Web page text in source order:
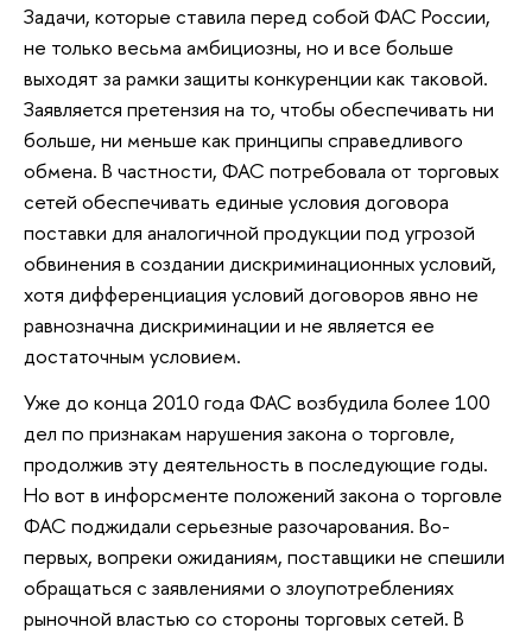
Задачи, которые ставила перед собой ФАС России,
не только весьма амбициозны, но и все больше
выходят за рамки защиты конкуренции как таковой.
Заявляется претензия на то, чтобы обеспечивать ни
больше, ни меньше как принципы справедливого
обмена. В частности, ФАС потребовала от торговых
сетей обеспечивать единые условия договора
поставки для аналогичной продукции под угрозой
обвинения в создании дискриминационных условий,
хотя дифференциация условий договоров явно не
равнозначна дискриминации и не является ее
достаточным условием.
Уже до конца 2010 года ФАС возбудила более 100
дел по признакам нарушения закона о торговле,
продолжив эту деятельность в последующие годы.
Но вот в инфорсменте положений закона о торговле
ФАС поджидали серьезные разочарования. Во-
первых, вопреки ожиданиям, поставщики не спешили
обращаться с заявлениями о злоупотреблениях
рыночной властью со стороны торговых сетей. В